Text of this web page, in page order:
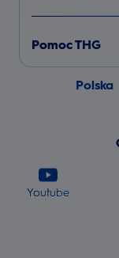
Pomoc THG
Polska
Youtube